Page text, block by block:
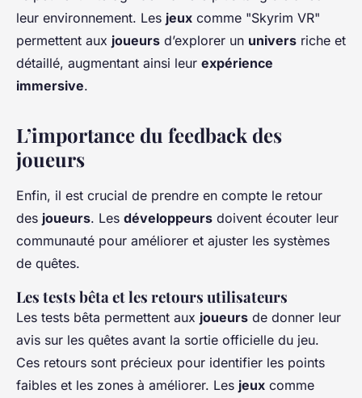
leur environnement. Les jeux comme "Skyrim VR"
permettent aux joueurs d’explorer un univers riche et
détaillé, augmentant ainsi leur expérience
immersive.
L’importance du feedback des
joueurs
Enfin, il est crucial de prendre en compte le retour
des joueurs. Les développeurs doivent écouter leur
communauté pour améliorer et ajuster les systèmes
de quêtes.
Les tests bêta et les retours utilisateurs
Les tests bêta permettent aux joueurs de donner leur
avis sur les quêtes avant la sortie officielle du jeu.
Ces retours sont précieux pour identifier les points
faibles et les zones à améliorer. Les jeux comme